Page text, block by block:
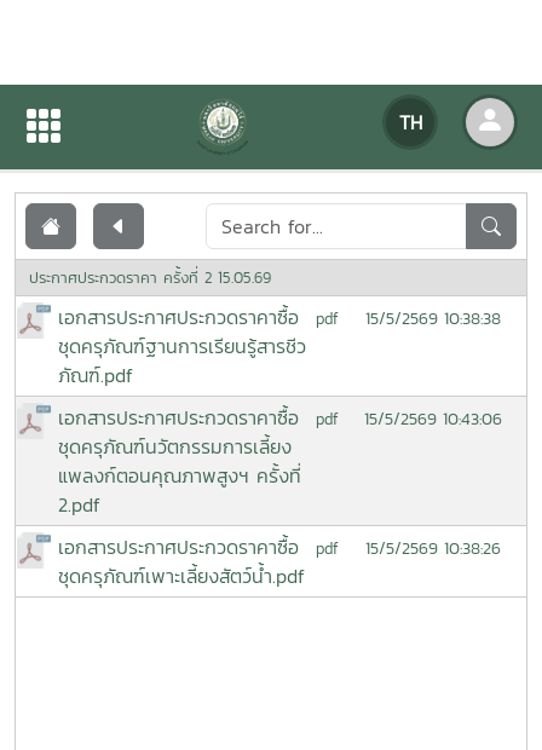
TH
เอกสารเผยแพร่
ประกาศประกวดราคา ครั้งที่ 2 15.05.69
เอกสารประกาศประกวดราคาซื้อ
ชุดครุภัณฑ์ฐานการเรียนรู้สารชีว
ภัณฑ์.pdf
pdf 15/5/2569 10:38:38
เอกสารประกาศประกวดราคาซื้อ
ชุดครุภัณฑ์นวัตกรรมการเลี้ยง
แพลงก์ตอนคุณภาพสูงฯ ครั้งที่
2.pdf
pdf 15/5/2569 10:43:06
เอกสารประกาศประกวดราคาซื้อ
ชุดครุภัณฑ์เพาะเลี้ยงสัตว์น้ำ.pdf
pdf 15/5/2569 10:38:26